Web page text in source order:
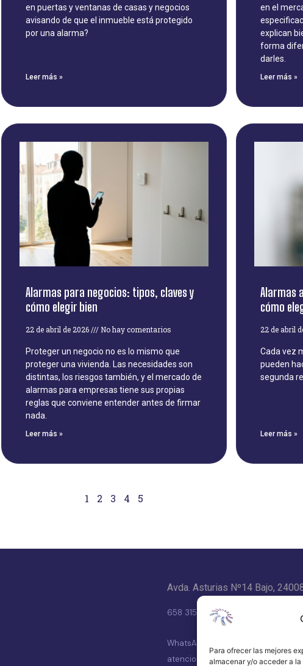
Para ofrecer las mejores
almacenar y/o acceder a
en puertas y ventanas de casas y negocios
avisando de que el inmueble está protegido
por una alarma?
Leer más »
en el
explican
forma
darles.
Leer más »
Alarmas para negocios: tipos, claves y
cómo elegir bien
22 de abril de 2026 No hay comentarios
Proteger un negocio no es lo mismo que
proteger una vivienda. Las necesidades son
distintas, los riesgos también, y el mercado de
alarmas para empresas tiene sus propias
reglas que conviene entender antes de firmar
nada.
Leer más »
Alarmas
cómo
22 de abril
Cada vez
pueden
segunda
Leer más »
1 2 3 4 5
Avda. Asturias Nº14 Bajo,
658 315 539
·
WhatsApp
atencionalcliente@vdenergy.es